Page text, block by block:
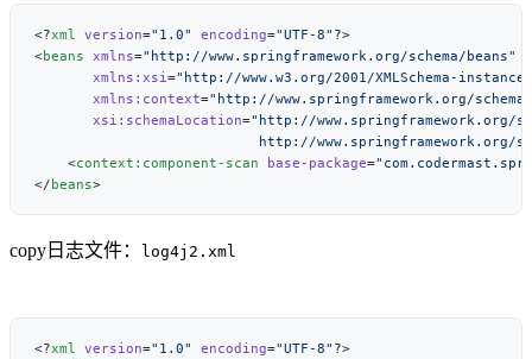
<?xml version="1.0" encoding="UTF-8"
<beans xmlns=
       xmlns:xsi
=
       xmlns:context
=
       xsi:schemaLocation
=
http://www.springframework.org/
    <
context:component-scan base-package=
</ beans
copy日志文件： log4j2.xml
<?xml version="1.0" encoding="UTF-8"